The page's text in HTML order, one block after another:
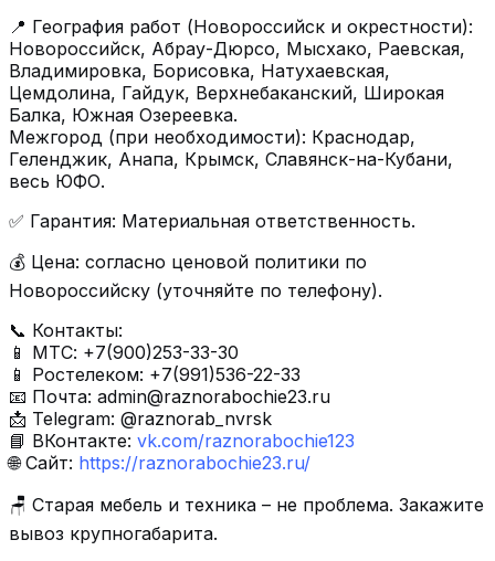
📍 География работ (Новороссийск и окрестности):
Новороссийск, Абрау-Дюрсо, Мысхако, Раевская,
Владимировка, Борисовка, Натухаевская,
Цемдолина, Гайдук, Верхнебаканский, Широкая
Балка, Южная Озереевка.
Межгород (при необходимости): Краснодар,
Геленджик, Анапа, Крымск, Славянск-на-Кубани,
весь ЮФО.
✅ Гарантия: Материальная ответственность.
💰 Цена: согласно ценовой политики по
Новороссийску (уточняйте по телефону).
📞 Контакты:
📱 МТС: +7(900)253-33-30
📱 Ростелеком: +7(991)536-22-33
📧 Почта: admin@raznorabochie23.ru
📩 Telegram: @raznorab_nvrsk
📘 ВКонтакте: vk.com/raznorabochie123
🌐 Сайт: https://raznorabochie23.ru/
🪑 Старая мебель и техника – не проблема. Закажите
вывоз крупногабарита.